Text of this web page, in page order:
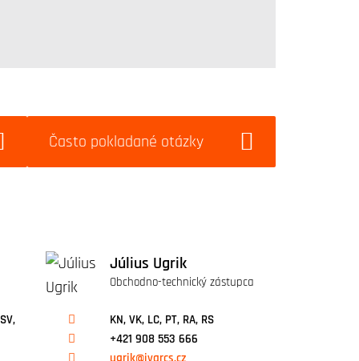
Často pokladané otázky
Július Ugrik
Obchodno-technický zástupca
KN, VK, LC, PT, RA, RS
+421 908 553 666
ugrik@ivarcs.cz